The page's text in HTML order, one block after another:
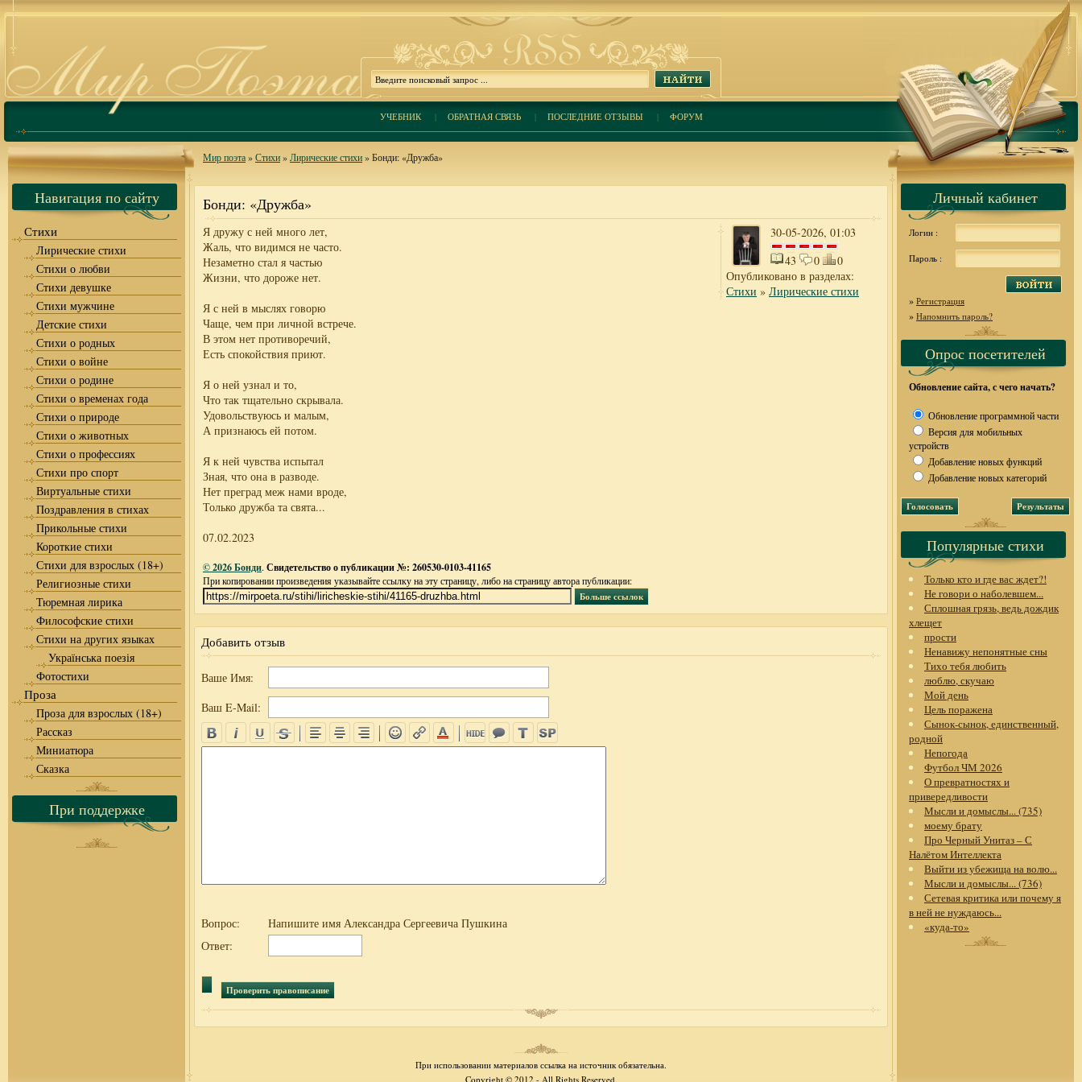
УЧЕБНИК| ОБРАТНАЯ СВЯЗЬ| ПОСЛЕДНИЕ ОТЗЫВЫ | ФОРУМ
Навигация по сайту
Стихи
Лирические стихи
Стихи о любви
Стихи девушке
Стихи мужчине
Детские стихи
Стихи о родных
Стихи о войне
Стихи о родине
Стихи о временах года
Стихи о природе
Стихи о животных
Стихи о профессиях
Стихи про спорт
Виртуальные стихи
Поздравления в стихах
Прикольные стихи
Короткие стихи
Стихи для взрослых (18+)
Религиозные стихи
Тюремная лирика
Философские стихи
Стихи на других языках
Українська поезія
Фотостихи
Проза
Проза для взрослых (18+)
Рассказ
Миниатюра
Сказка
При поддержке
Мир поэта»Стихи»Лирические стихи» Бонди: «Дружба»
Бонди: «Дружба»
30-05-2026, 01:03
43
0
0
Опубликовано в разделах:
Стихи » Лирические стихи
Я дружу с ней много лет,
Жаль, что видимся не часто.
Незаметно стал я частью
Жизни, что дороже нет.
Я с ней в мыслях говорю
Чаще, чем при личной встрече.
В этом нет противоречий,
Есть спокойствия приют.
Я о ней узнал и то,
Что так тщательно скрывала.
Удовольствуюсь и малым,
А признаюсь ей потом.
Я к ней чувства испытал
Зная, что она в разводе.
Нет преград меж нами вроде,
Только дружба та свята...
07.02.2023
© 2026 Бонди. Свидетельство о публикации №: 260530-0103-41165
При копировании произведения указывайте ссылку на эту страницу, либо на страницу автора публикации:
Добавить отзыв
Ваше Имя:
Ваш E-Mail:
Вопрос:
Напишите имя Александра Сергеевича Пушкина
Ответ:
Личный кабинет
Логин :
Пароль :
» Регистрация
» Напомнить пароль?
Опрос посетителей
Обновление сайта, с чего начать?
Обновление программной части
Версия для мобильных
устройств
Добавление новых функций
Добавление новых категорий
Популярные стихи
Только кто и где вас ждет?!
Не говори о наболевшем...
Сплошная грязь, ведь дождик
хлещет
прости
Ненавижу непонятные сны
Тихо тебя любить
люблю, скучаю
Мой день
Цель поражена
Сынок-сынок, единственный,
родной
Непогода
Футбол ЧМ 2026
О превратностях и
привередливости
Мысли и домыслы... (735)
моему брату
Про Черный Унитаз – С
Налётом Интеллекта
Выйти из убежища на волю...
Мысли и домыслы... (736)
Сетевая критика или почему я
в ней не нуждаюсь...
«куда-то»
При использовании материалов ссылка на источник обязательна.
Copyright © 2012 - All Rights Reserved.